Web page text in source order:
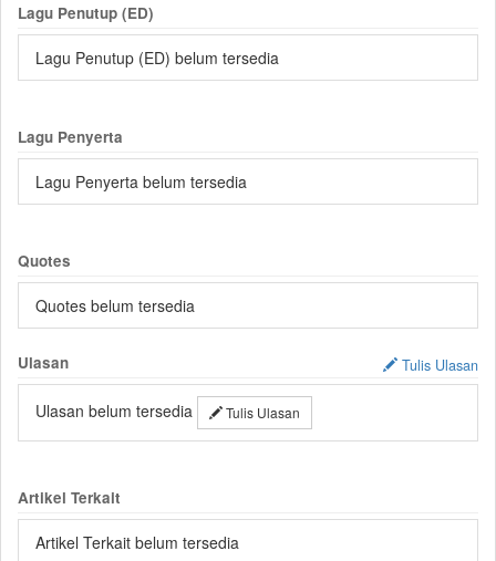
Lagu Penutup (ED)
Lagu Penutup (ED) belum tersedia
Lagu Penyerta
Lagu Penyerta belum tersedia
Quotes
Quotes belum tersedia
Ulasan Tulis Ulasan
Ulasan belum tersedia Tulis Ulasan
Artikel Terkait
Artikel Terkait belum tersedia